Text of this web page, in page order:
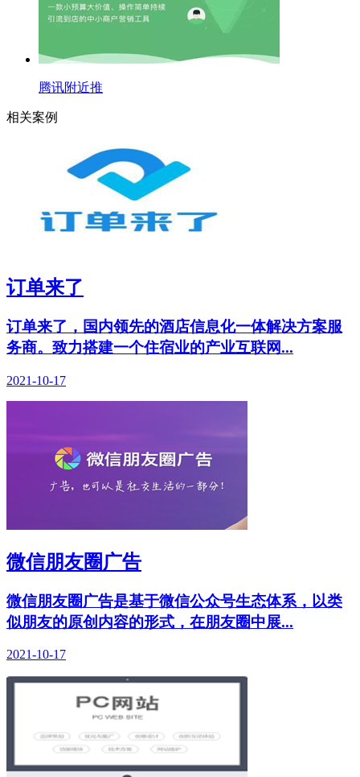
腾讯附近推
相关案例
订单来了
订单来了，国内领先的酒店信息化一体解决方案服
务商。致力搭建一个住宿业的产业互联网...
2021-10-17
微信朋友圈广告
微信朋友圈广告是基于微信公众号生态体系，以类
似朋友的原创内容的形式，在朋友圈中展...
2021-10-17